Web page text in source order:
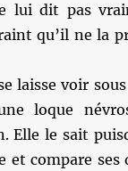
lui dit pas
qu’il ne la
laisse voir
loque
le sait
et compare